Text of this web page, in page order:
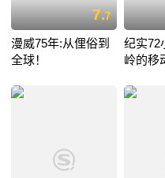
7.7
漫威75年:从俚俗到
全球！
纪实72
岭的移